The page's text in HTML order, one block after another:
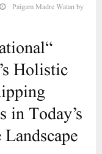
by
Paigam Madre Watan
Holistic
in Today’s